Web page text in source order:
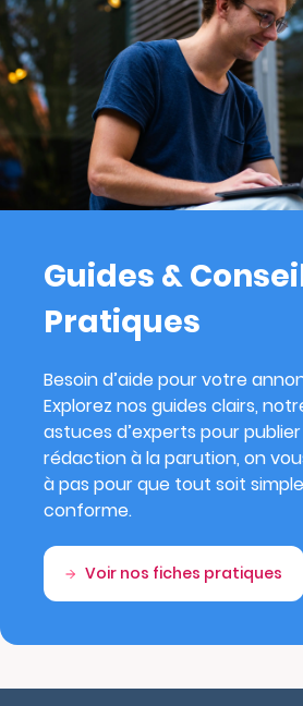
Guides &
Pratiques
Besoin d’aide pour votre
Explorez nos guides clairs,
astuces d’experts pour
rédaction à la parution, on
à pas pour que tout soit
conforme.
Voir nos fiches pratiques